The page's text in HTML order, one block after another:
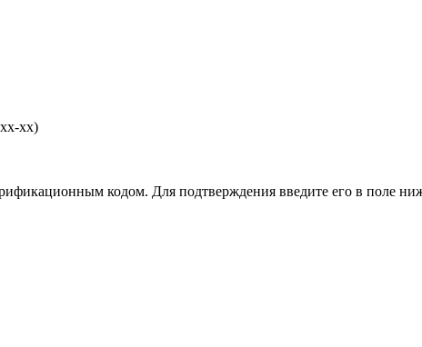
хх)
кодом. Для подтверждения введите его в поле